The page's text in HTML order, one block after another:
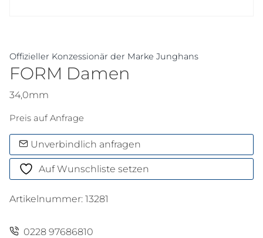
Offizieller Konzessionär der Marke Junghans
FORM Damen
34,0mm
Preis auf Anfrage
Unverbindlich anfragen
Auf Wunschliste setzen
Artikelnummer: 13281
0228 97686810